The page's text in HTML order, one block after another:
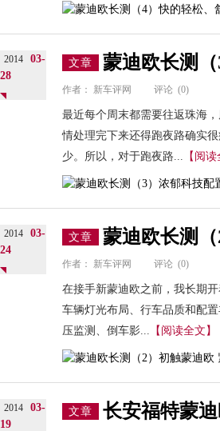
2014
03-
28
文章 蒙迪欧长测
作者： 新车评网 评论 (0)
最近每个周末都需要往返珠海
情处理完下来还得跑夜路确实
少。所以，对于跑夜路... 【阅读
2014
03-
24
文章 蒙迪欧长测
作者： 新车评网 评论 (0)
在接手新蒙迪欧之前，我长期
车辆灯光布局、行车品质和配
压监测、倒车影... 【阅读全文】
2014
03-
19
文章 长安福特蒙